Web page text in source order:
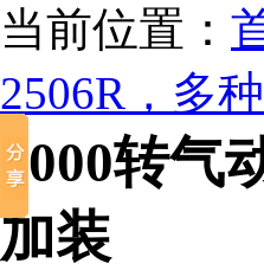
当前位置：
2506R，多
6000转气
加装